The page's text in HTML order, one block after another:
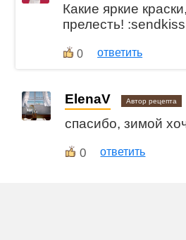
Какие яркие краски,
прелесть!
0 ответить
ElenaV Автор рецепта
спасибо, зимой
0 ответить